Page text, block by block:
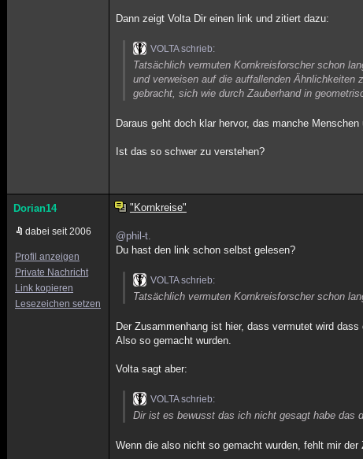
Dann zeigt Volta Dir einen link und zitiert dazu:
VOLTA schrieb:
Tatsächlich vermuten Kornkreisforscher schon
und verweisen auf die auffallenden Ähnlichkeiten
gebracht, sich wie durch Zauberhand in
Daraus geht doch klar hervor, das manche
Ist das so schwer zu verstehen?
Dorian14
dabei seit 2006
Profil anzeigen
Private Nachricht
Link kopieren
Lesezeichen setzen
"Kornkreise"
@phil-t.
Du hast den link schon selbst gelesen?
VOLTA schrieb:
Tatsächlich vermuten Kornkreisforscher schon
Der Zusammenhang ist hier, dass vermutet wird
Also so gemacht wurden.
Volta sagt aber:
VOLTA schrieb:
Dir ist es bewusst das ich nicht gesagt habe das
Wenn die also nicht so gemacht wurden, fehlt mir der